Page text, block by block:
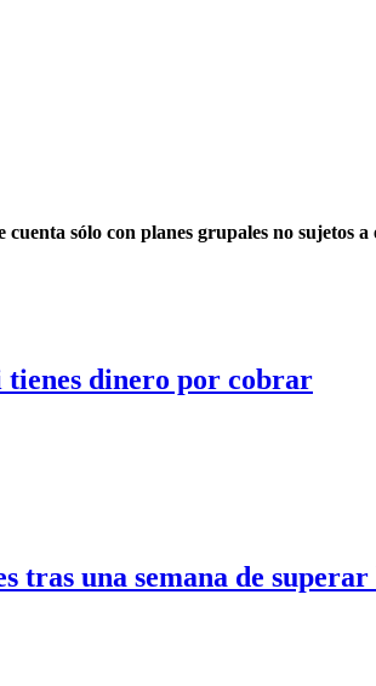
sólo con planes grupales no sujetos a
tienes dinero por cobrar
una semana de